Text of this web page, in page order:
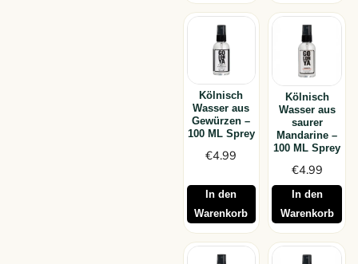
Kölnisch
Wasser aus
Gewürzen –
100 ML Sprey
€4.99
In den
Warenkorb
Kölnisch
Wasser aus
saurer
Mandarine –
100 ML Sprey
€4.99
In den
Warenkorb